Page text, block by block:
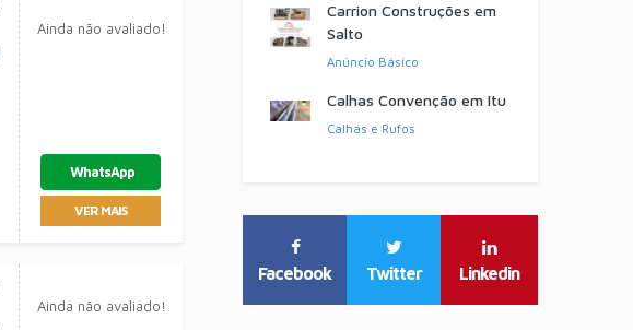
Ainda não avaliado!
WhatsApp
VER MAIS
Ainda não avaliado!
Carrion Construções em
Salto
Anúncio Básico
Calhas Convenção em Itu
Calhas e Rufos
Facebook Twitter Linkedin